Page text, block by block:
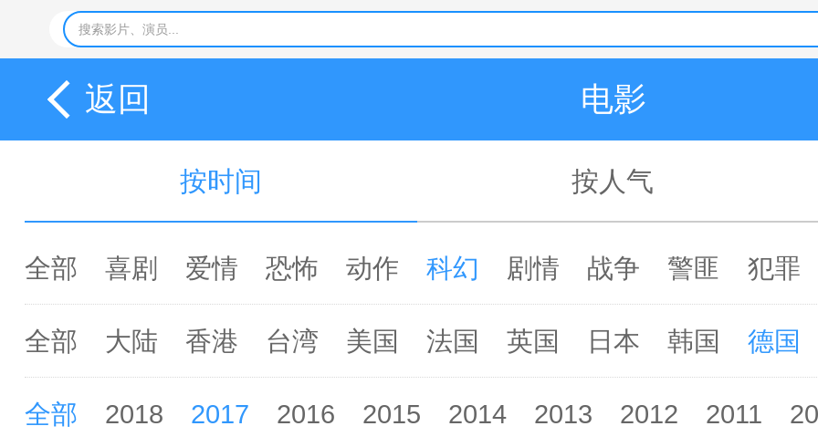
返回 电影
按时间 按人气
全部 喜剧 爱情 恐怖 动作 科幻 剧情 战争 警匪 犯罪
全部 大陆 香港 台湾 美国 法国 英国 日本 韩国 德国
全部 2018 2017 2016 2015 2014 2013 2012 2011